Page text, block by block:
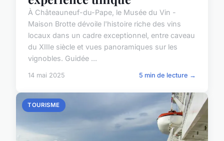
À Châteauneuf-du-Pape, le Musée du Vin -
Maison Brotte dévoile l'histoire riche des vins
locaux dans un cadre exceptionnel, entre caveau
du XIIIe siècle et vues panoramiques sur les
vignobles. Guidée ...
14 mai 2025 5 min de lecture →
TOURISME